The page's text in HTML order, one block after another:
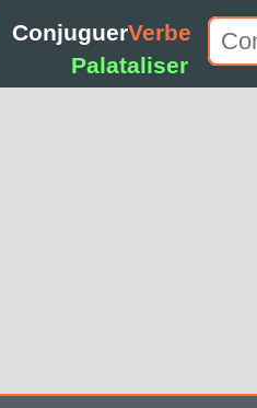
ConjuguerVerbe
Palataliser